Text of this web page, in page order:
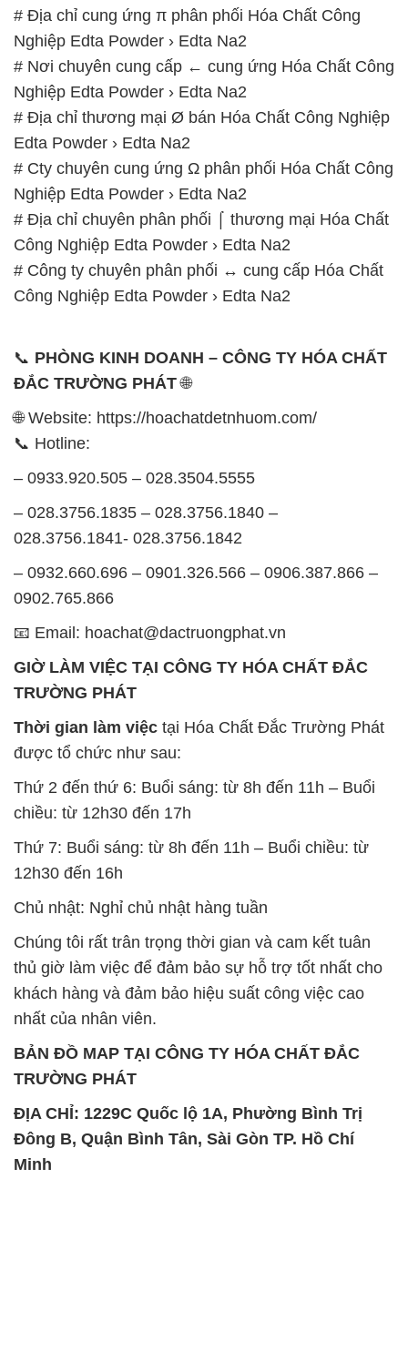
# Địa chỉ cung ứng π phân phối Hóa Chất Công
Nghiệp Edta Powder › Edta Na2
# Nơi chuyên cung cấp ← cung ứng Hóa Chất Công
Nghiệp Edta Powder › Edta Na2
# Địa chỉ thương mại Ø bán Hóa Chất Công Nghiệp
Edta Powder › Edta Na2
# Cty chuyên cung ứng Ω phân phối Hóa Chất Công
Nghiệp Edta Powder › Edta Na2
# Địa chỉ chuyên phân phối ⌠ thương mại Hóa Chất
Công Nghiệp Edta Powder › Edta Na2
# Công ty chuyên phân phối ↔ cung cấp Hóa Chất
Công Nghiệp Edta Powder › Edta Na2
📞 PHÒNG KINH DOANH – CÔNG TY HÓA CHẤT
ĐẮC TRƯỜNG PHÁT🌐
🌐 Website: https://hoachatdetnhuom.com/
📞 Hotline:
– 0933.920.505 – 028.3504.5555
– 028.3756.1835 – 028.3756.1840 –
028.3756.1841- 028.3756.1842
– 0932.660.696 – 0901.326.566 – 0906.387.866 –
0902.765.866
📧 Email: hoachat@dactruongphat.vn
GIỜ LÀM VIỆC TẠI CÔNG TY HÓA CHẤT ĐẮC
TRƯỜNG PHÁT
Thời gian làm việc tại Hóa Chất Đắc Trường Phát
được tổ chức như sau:
Thứ 2 đến thứ 6: Buổi sáng: từ 8h đến 11h – Buổi
chiều: từ 12h30 đến 17h
Thứ 7: Buổi sáng: từ 8h đến 11h – Buổi chiều: từ
12h30 đến 16h
Chủ nhật: Nghỉ chủ nhật hàng tuần
Chúng tôi rất trân trọng thời gian và cam kết tuân
thủ giờ làm việc để đảm bảo sự hỗ trợ tốt nhất cho
khách hàng và đảm bảo hiệu suất công việc cao
nhất của nhân viên.
BẢN ĐỒ MAP TẠI CÔNG TY HÓA CHẤT ĐẮC
TRƯỜNG PHÁT
ĐỊA CHỈ: 1229C Quốc lộ 1A, Phường Bình Trị
Đông B, Quận Bình Tân, Sài Gòn TP. Hồ Chí
Minh